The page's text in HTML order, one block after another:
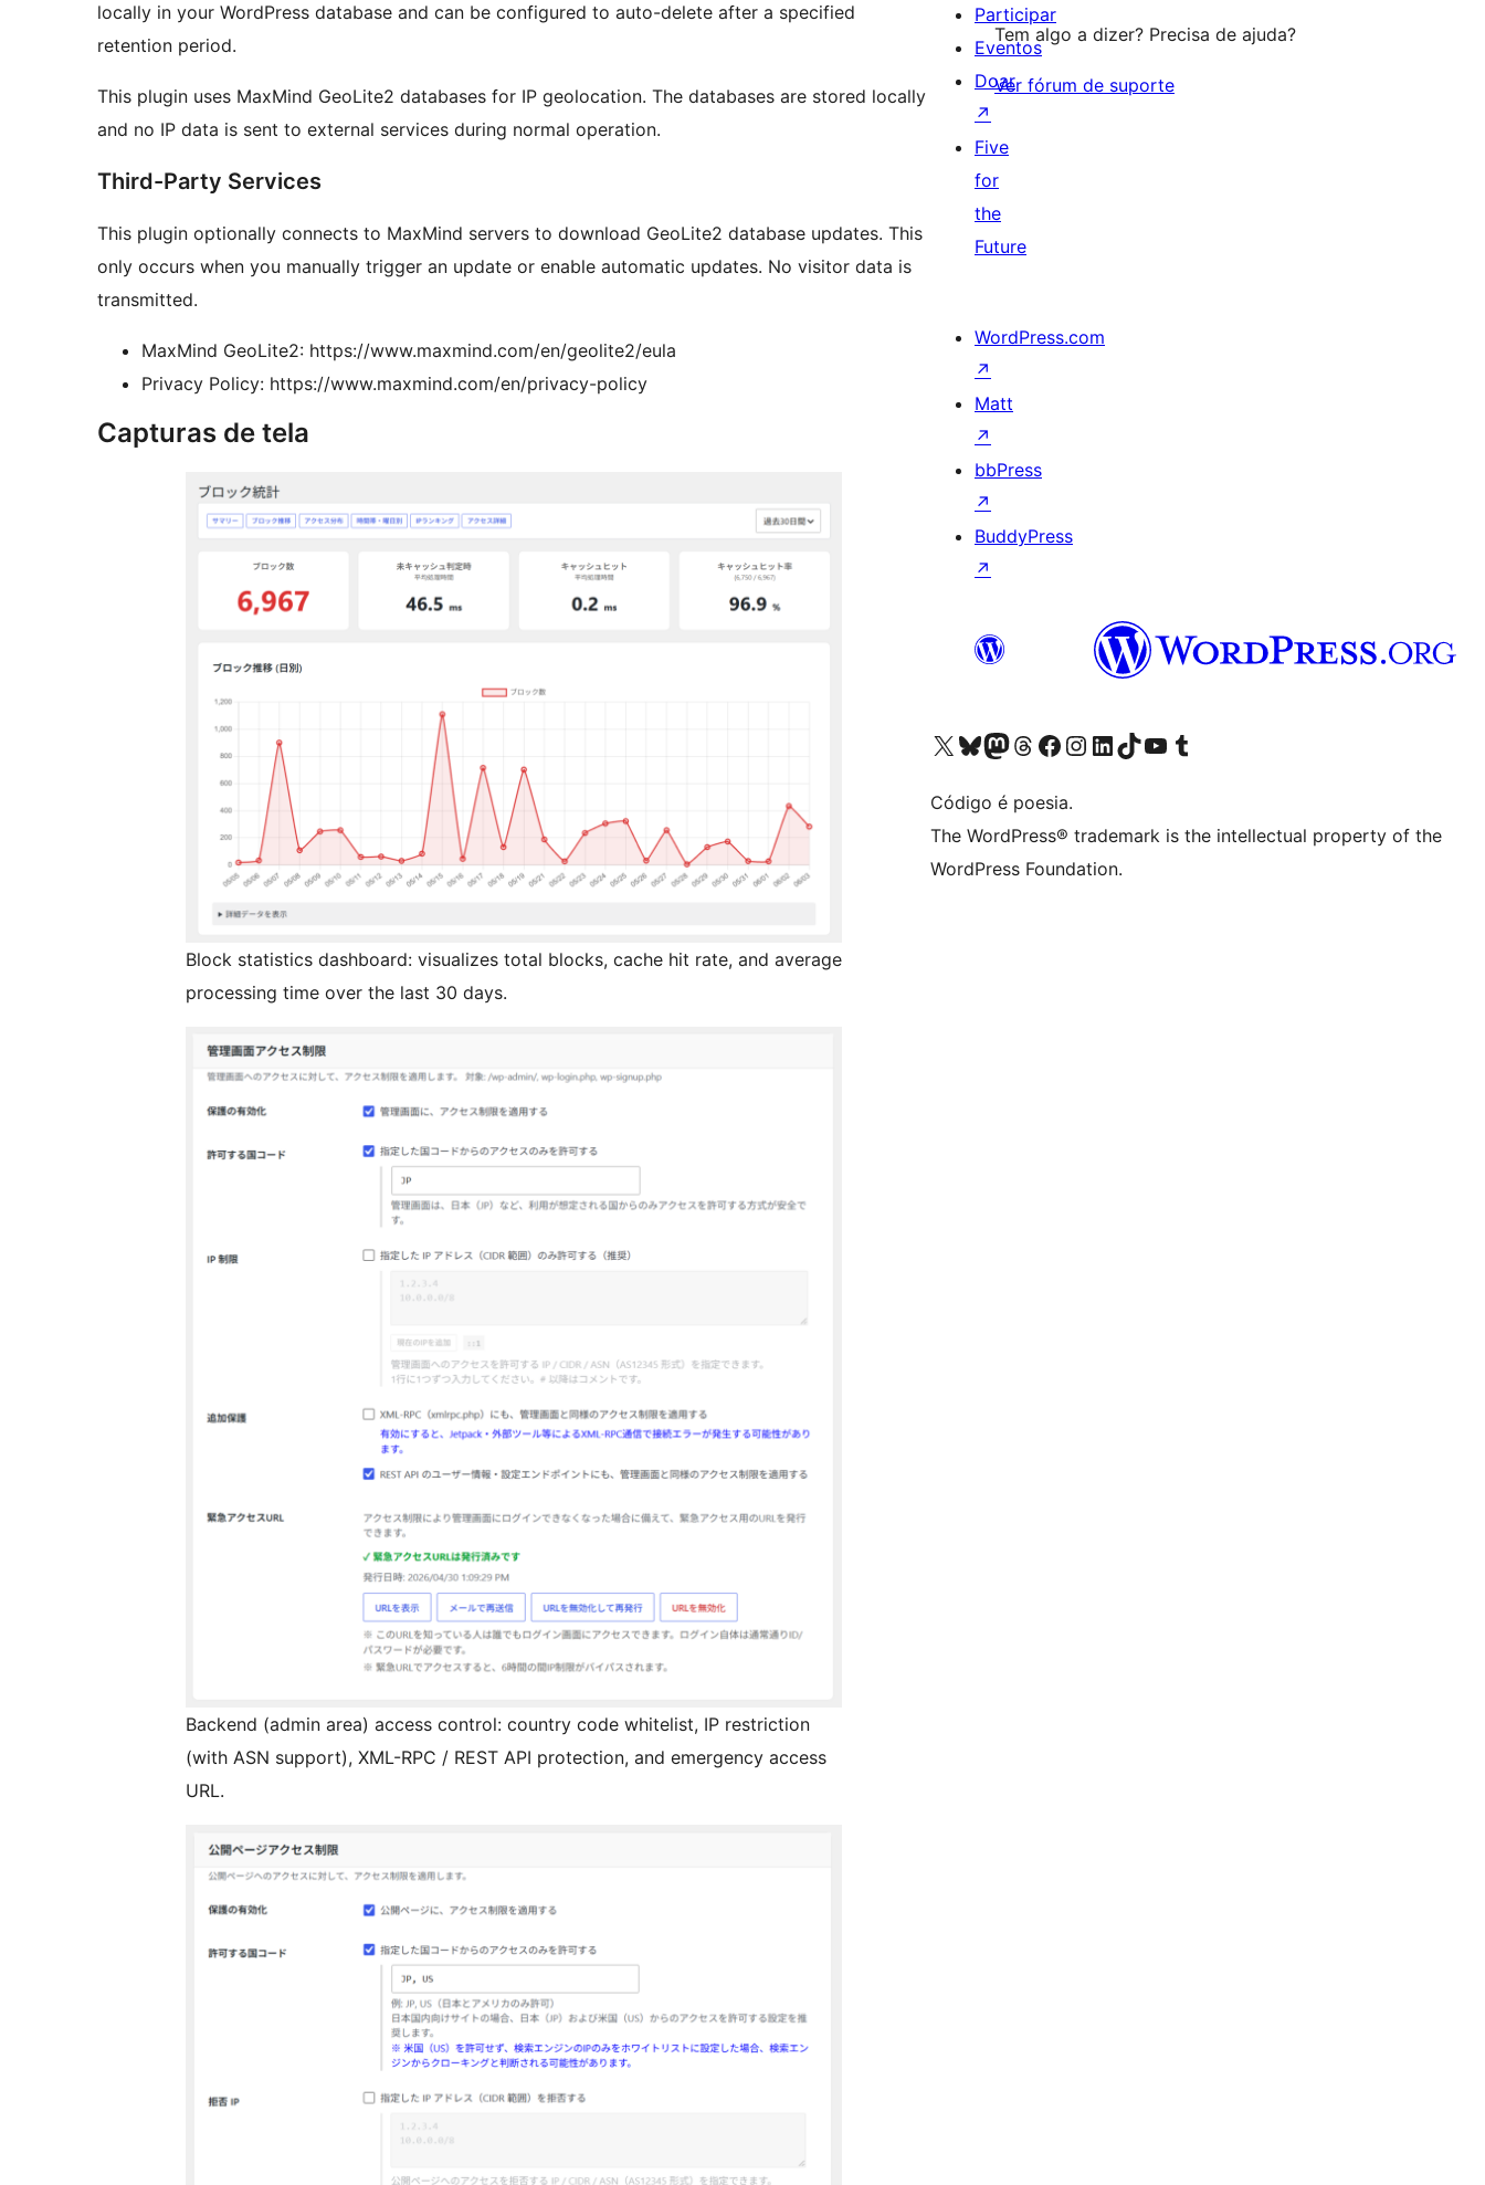
locally in your WordPress database and can be configured to auto-delete after a specified
retention period.
This plugin uses MaxMind GeoLite2 databases for IP geolocation. The databases are stored locally
and no IP data is sent to external services during normal operation.
Third-Party Services
This plugin optionally connects to MaxMind servers to download GeoLite2 database updates. This
only occurs when you manually trigger an update or enable automatic updates. No visitor data is
transmitted.
MaxMind GeoLite2: https://www.maxmind.com/en/geolite2/eula
Privacy Policy: https://www.maxmind.com/en/privacy-policy
Capturas de tela
Block statistics dashboard: visualizes total blocks, cache hit rate, and average
processing time over the last 30 days.
Backend (admin area) access control: country code whitelist, IP restriction
(with ASN support), XML-RPC / REST API protection, and emergency access
URL.
Tem algo a dizer? Precisa de ajuda?
Ver fórum de suporte
Participar
Eventos
Doar
↗
Five
for
the
Future
WordPress.com
↗
Matt
↗
bbPress
↗
BuddyPress
↗
Acessar nossa conta do X (antigo Twitter)
Acessar nossa conta do Bluesky
Acessar nossa conta do Mastodon
Acessar nossa conta do Threads
Acessar nossa página do Facebook
Acessar nossa conta do Instagram
Acessar nossa conta do LinkedIn
Acessar nossa conta do TikTok
Acessar nosso canal do YouTube
Acessar nossa conta no Tumblr
Código é poesia.
The WordPress® trademark is the intellectual property of the
WordPress Foundation.